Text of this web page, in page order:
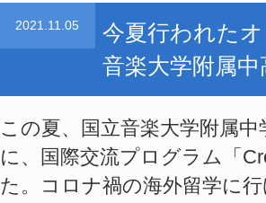
2021.11.05
今夏行われた
音楽大学附属中
この夏、国立音楽大学附属
に、国際交流プログラム「
た。コロナ禍の海外留学に